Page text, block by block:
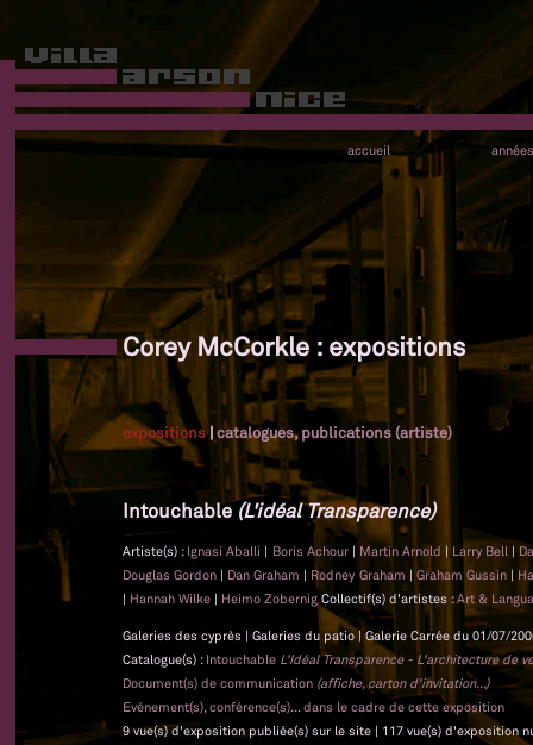
accueil années
Corey McCorkle : expositions
expositions|catalogues, publications (artiste)
Intouchable (L'idéal Transparence)
Artiste(s) : Ignasi Aballi | Boris Achour | Martin Arnold | Larry Bell |
Douglas Gordon | Dan Graham | Rodney Graham | Graham Gussin |
| Hannah Wilke | Heimo ZobernigCollectif(s) d'artistes :Art &
Galeries des cyprès | Galeries du patio | Galerie Carrée du 01/07/
Catalogue(s) : Intouchable L'Idéal Transparence - L'architecture de
Document(s) de communication (affiche, carton d'invitation...)
Evénement(s), conférence(s)... dans le cadre de cette exposition
9 vue(s) d'exposition publiée(s) sur le site | 117 vue(s) d'exposition